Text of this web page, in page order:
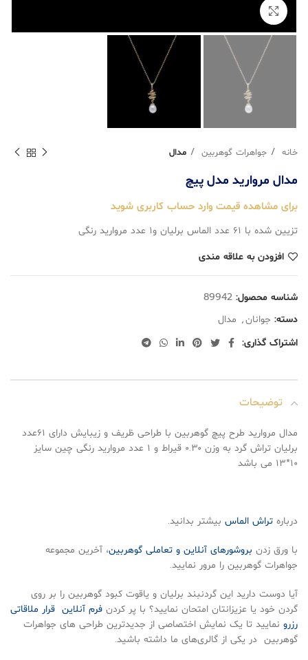
خانه جواهرات گوهربین مدال
مدال مروارید مدل پیچ
برای مشاهده قیمت وارد حساب کاربری شوید
تزیین شده با ۶۱ عدد الماس برلیان و۱ عدد مروارید رنگی
افزودن به علاقه مندی
شناسه محصول: 89942
دسته: جوانان, مدال
اشتراک گذاری:
توضیحات
مدال مروارید طرح پیچ گوهربین با طراحی ظریف و زیبایش دارای ۶۱عدد
برلیان تراش گرد به وزن ۰.۳۰ قیراط و ۱ عدد مروارید رنگی چین سایز
۱۰*۱۳ می باشد
درباره تراش الماس بیشتر بدانید.
با ورق زدن بروشورهای آنلاین و تعاملی گوهربین، آخرین مجموعه
جواهرات گوهربین را مرور نمایید.
آیا دوست دارید این گردنبند برلیان و یاقوت کبود گوهربین را بر روی
گردن خود یا عزیزانتان امتحان نمایید؟ با پر کردن فرم آنلاین قرار ملاقاتی
رزرو نمایید تا یک نمایش اختصاصی از جدیدترین طراحی های جواهرات
گوهربین در یکی از گالری‌های ما داشته باشید.